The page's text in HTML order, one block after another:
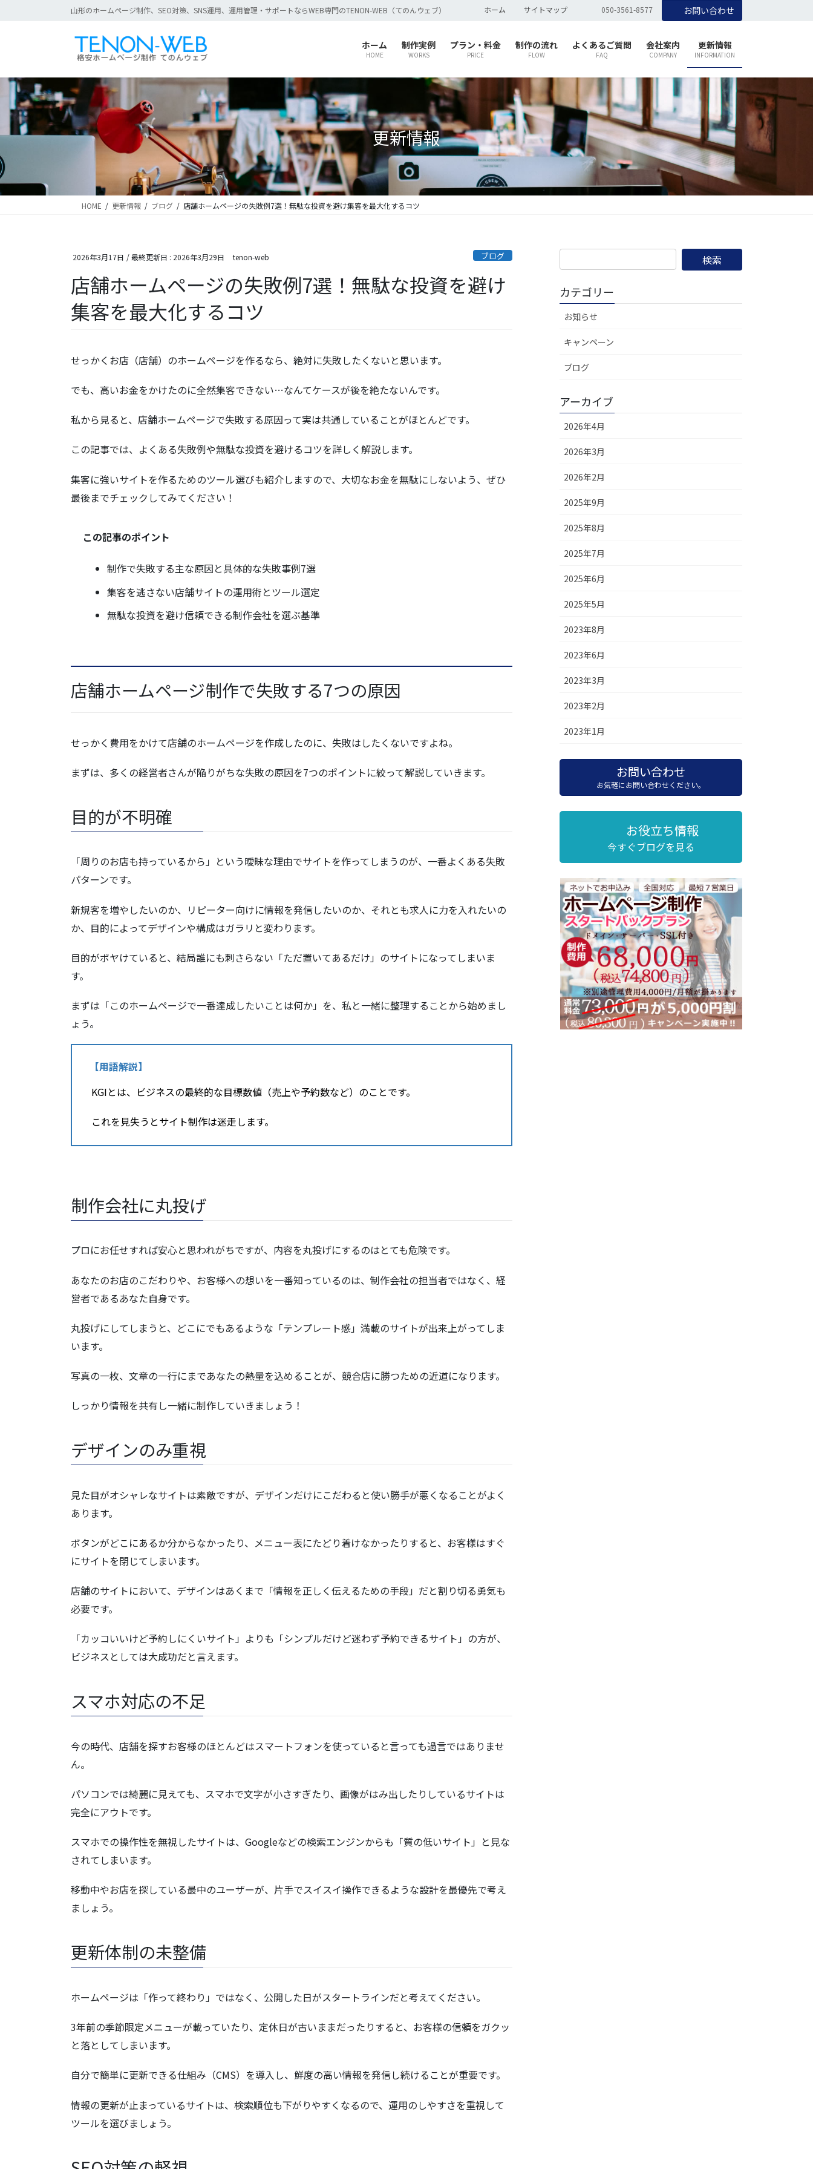
ン
に
ビ
ョ
動
山形のホームページ制作、SEO対策、SNS運用、運用管理・サポートならWEB専門のTENON-WEB（てのんウェブ） ホーム サイトマップ 050-3561-8577 お問い合わせ
ホーム
HOME
制作実例
WORKS
プラン・料金
PRICE
制作の流れ
FLOW
よくあるご質問
FAQ
会社案内
COMPANY
更新情報
INFORMATION
更新情報
HOME 更新情報 ブログ 店舗ホームページの失敗例7選！無駄な投資を避け集客を最大化するコツ
2026年3月17日 / 最終更新日 : 2026年3月29日 tenon-web ブログ
店舗ホームページの失敗例7選！無駄な投資を避け
集客を最大化するコツ
せっかくお店（店舗）のホームページを作るなら、絶対に失敗したくないと思います。
でも、高いお金をかけたのに全然集客できない…なんてケースが後を絶たないんです。
私から見ると、店舗ホームページで失敗する原因って実は共通していることがほとんどです。
この記事では、よくある失敗例や無駄な投資を避けるコツを詳しく解説します。
集客に強いサイトを作るためのツール選びも紹介しますので、大切なお金を無駄にしないよう、ぜひ
最後までチェックしてみてください！
この記事のポイント
制作で失敗する主な原因と具体的な失敗事例7選
集客を逃さない店舗サイトの運用術とツール選定
無駄な投資を避け信頼できる制作会社を選ぶ基準
店舗ホームページ制作で失敗する7つの原因
せっかく費用をかけて店舗のホームページを作成したのに、失敗はしたくないですよね。
まずは、多くの経営者さんが陥りがちな失敗の原因を7つのポイントに絞って解説していきます。
目的が不明確
「周りのお店も持っているから」という曖昧な理由でサイトを作ってしまうのが、一番よくある失敗
パターンです。
新規客を増やしたいのか、リピーター向けに情報を発信したいのか、それとも求人に力を入れたいの
か、目的によってデザインや構成はガラリと変わります。
目的がボヤけていると、結局誰にも刺さらない「ただ置いてあるだけ」のサイトになってしまいま
す。
まずは「このホームページで一番達成したいことは何か」を、私と一緒に整理することから始めまし
ょう。
【用語解説】
KGIとは、ビジネスの最終的な目標数値（売上や予約数など）のことです。
これを見失うとサイト制作は迷走します。
制作会社に丸投げ
プロにお任せすれば安心と思われがちですが、内容を丸投げにするのはとても危険です。
あなたのお店のこだわりや、お客様への想いを一番知っているのは、制作会社の担当者ではなく、経
営者であるあなた自身です。
丸投げにしてしまうと、どこにでもあるような「テンプレート感」満載のサイトが出来上がってしま
います。
写真の一枚、文章の一行にまであなたの熱量を込めることが、競合店に勝つための近道になります。
しっかり情報を共有し一緒に制作していきましょう！
デザインのみ重視
見た目がオシャレなサイトは素敵ですが、デザインだけにこだわると使い勝手が悪くなることがよく
あります。
ボタンがどこにあるか分からなかったり、メニュー表にたどり着けなかったりすると、お客様はすぐ
にサイトを閉じてしまいます。
店舗のサイトにおいて、デザインはあくまで「情報を正しく伝えるための手段」だと割り切る勇気も
必要です。
「カッコいいけど予約しにくいサイト」よりも「シンプルだけど迷わず予約できるサイト」の方が、
ビジネスとしては大成功だと言えます。
スマホ対応の不足
今の時代、店舗を探すお客様のほとんどはスマートフォンを使っていると言っても過言ではありませ
ん。
パソコンでは綺麗に見えても、スマホで文字が小さすぎたり、画像がはみ出したりしているサイトは
完全にアウトです。
スマホでの操作性を無視したサイトは、Googleなどの検索エンジンからも「質の低いサイト」と見な
されてしまいます。
移動中やお店を探している最中のユーザーが、片手でスイスイ操作できるような設計を最優先で考え
ましょう。
更新体制の未整備
ホームページは「作って終わり」ではなく、公開した日がスタートラインだと考えてください。
3年前の季節限定メニューが載っていたり、定休日が古いままだったりすると、お客様の信頼をガクッ
と落としてしまいます。
自分で簡単に更新できる仕組み（CMS）を導入し、鮮度の高い情報を発信し続けることが重要です。
情報の更新が止まっているサイトは、検索順位も下がりやすくなるので、運用のしやすさを重視して
ツールを選びましょう。
カテゴリー
お知らせ
キャンペーン
ブログ
アーカイブ
2026年4月
2026年3月
2026年2月
2025年9月
2025年8月
2025年7月
2025年6月
2025年5月
2023年8月
2023年6月
2023年3月
2023年2月
2023年1月
お問い合わせ
お気軽にお問い合わせください。
お役立ち情報
今すぐブログを見る